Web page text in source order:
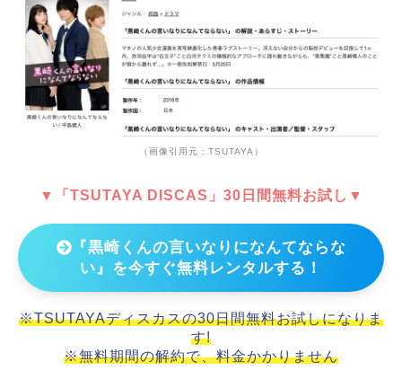
（画像引用元：TSUTAYA）
▼「TSUTAYA DISCAS」30日間無料お試し▼
『黒崎くんの言いなりになんてならな
い』を今すぐ無料レンタルする！
※TSUTAYAディスカスの30日間無料お試しになりま
す!
※無料期間の解約で、料金かかりません